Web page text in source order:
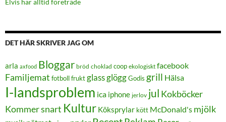
Elvis har alltid företräde
DET HÄR SKRIVER JAG OM
arla axfood Bloggar bröd choklad coop ekologiskt facebook
Familjemat fotboll fruktglassglöggGodis grill Hälsa
I-landsproblem ica iphone jerlov jul Kokböcker
Kommer snart Kultur Köksprylar kött McDonald's mjölk